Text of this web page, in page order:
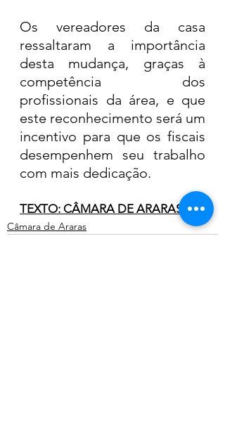
Os vereadores da casa
ressaltaram a importância
desta mudança, graças à
competência dos
profissionais da área, e que
este reconhecimento será um
incentivo para que os fiscais
desempenhem seu trabalho
com mais dedicação.
TEXTO: CÂMARA DE ARARAS
Câmara de Araras